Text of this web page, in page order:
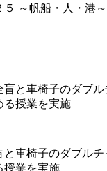
５ ～帆船・人・港
と車椅子のダブ
授業を実施